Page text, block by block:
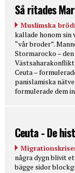
Så ritades
Muslimska
kallade honom sin
“vår broder”.
Stormarocko –
Ceuta –
panislamiska
formulerade dem
Ceuta - De
några dygn blivit
bägge sidor